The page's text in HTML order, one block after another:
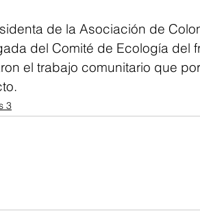
de la Asociación de
del Comité de Ecología del
el trabajo comunitario que
3